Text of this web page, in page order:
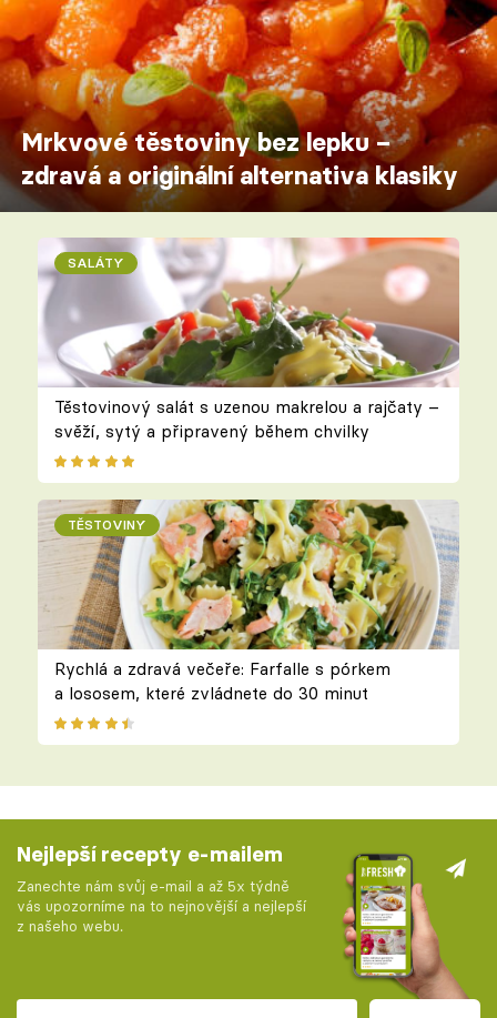
Mrkvové těstoviny bez lepku –
zdravá a originální alternativa klasiky
SALÁTY
Těstovinový salát s uzenou makrelou a rajčaty –
svěží, sytý a připravený během chvilky
TĚSTOVINY
Rychlá a zdravá večeře: Farfalle s pórkem
a lososem, které zvládnete do 30 minut
Nejlepší recepty e-mailem
Zanechte nám svůj e-mail a až 5x týdně
vás upozorníme na to nejnovější a nejlepší
z našeho webu.